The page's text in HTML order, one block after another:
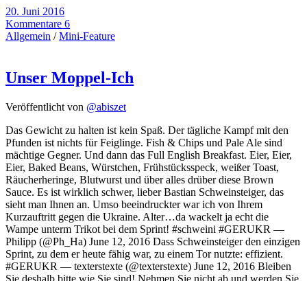
20. Juni 2016
Kommentare 6
Allgemein /Mini-Feature
Unser Moppel-Ich
Veröffentlicht von @abiszet
Das Gewicht zu halten ist kein Spaß. Der tägliche Kampf mit den
Pfunden ist nichts für Feiglinge. Fish & Chips und Pale Ale sind
mächtige Gegner. Und dann das Full English Breakfast. Eier, Eier,
Eier, Baked Beans, Würstchen, Frühstücksspeck, weißer Toast,
Räucherheringe, Blutwurst und über alles drüber diese Brown
Sauce. Es ist wirklich schwer, lieber Bastian Schweinsteiger, das
sieht man Ihnen an. Umso beeindruckter war ich von Ihrem
Kurzauftritt gegen die Ukraine. Alter…da wackelt ja echt die
Wampe unterm Trikot bei dem Sprint! #schweini #GERUKR —
Philipp (@Ph_Ha) June 12, 2016 Dass Schweinsteiger den einzigen
Sprint, zu dem er heute fähig war, zu einem Tor nutzte: effizient.
#GERUKR — texterstexte (@texterstexte) June 12, 2016 Bleiben
Sie deshalb bitte wie Sie sind! Nehmen Sie nicht ab und werden Sie